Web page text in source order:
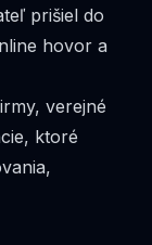
prišiel do
hovor a
verejné
ktoré